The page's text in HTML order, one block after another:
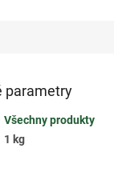
parametry
Všechny produkty
1 kg